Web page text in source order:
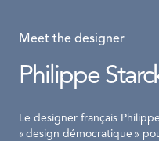
Meet the designer
Philippe
Le designer français
« design démocratique »